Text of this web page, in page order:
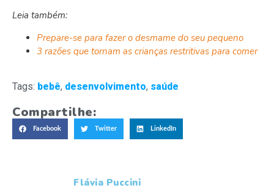
Leia também:
Prepare-se para fazer o desmame do seu pequeno
3 razões que tornam as crianças restritivas para comer
Tags: bebê, desenvolvimento, saúde
Compartilhe:
Facebook Twitter LinkedIn
Flávia Puccini